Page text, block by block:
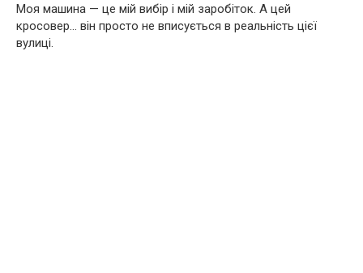
Моя машина — це мій вибір і мій заробіток. А цей
кросовер… він просто не вписується в реальність цієї
вулиці.